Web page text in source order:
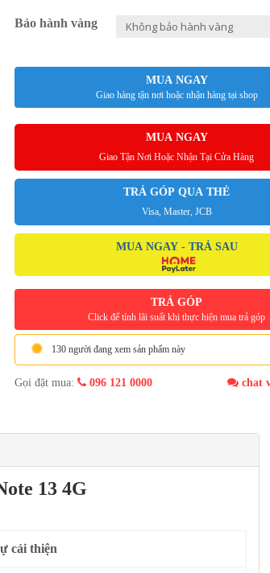
Bảo hành vàng
MUA NGAY
Giao hàng tận nơi hoặc nhận hàng tại shop
MUA NGAY
Giao Tận Nơi Hoặc Nhận Tại Cửa Hàng
TRẢ GÓP QUA THẺ
Visa, Master, JCB
MUA NGAY - TRẢ SAU
TRẢ GÓP
Click để tính lãi suất khi thực hiện mua trả góp
130 người đang xem sản phẩm này
Gọi đặt mua: 096 121 0000 chat
13 4G
cải thiện